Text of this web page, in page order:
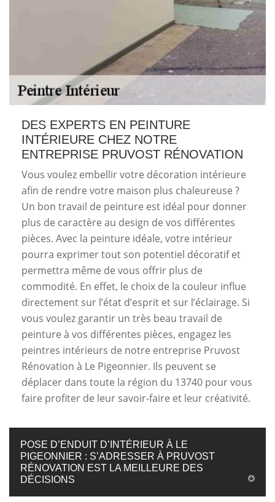
DES EXPERTS EN PEINTURE
INTÉRIEURE CHEZ NOTRE
ENTREPRISE PRUVOST RÉNOVATION
Vous voulez embellir votre décoration intérieure
afin de rendre votre maison plus chaleureuse ?
Un bon travail de peinture est idéal pour donner
plus de caractère au design de vos différentes
pièces. Avec la peinture idéale, votre intérieur
pourra exprimer tout son potentiel décoratif et
permettra même de vous offrir plus de
commodité. En effet, le choix de la couleur influe
directement sur l’état d’esprit et sur l’éclairage. Si
vous voulez garantir un très beau travail de
peinture à vos différentes pièces, engagez les
peintres intérieurs de notre entreprise Pruvost
Rénovation à Le Pigeonnier. Ils peuvent se
déplacer dans toute la région du 13740 pour vous
faire profiter de leur savoir-faire et leur créativité.
POSE D’ENDUIT D’INTÉRIEUR À LE
PIGEONNIER : S’ADRESSER À PRUVOST
RÉNOVATION EST LA MEILLEURE DES
DÉCISIONS